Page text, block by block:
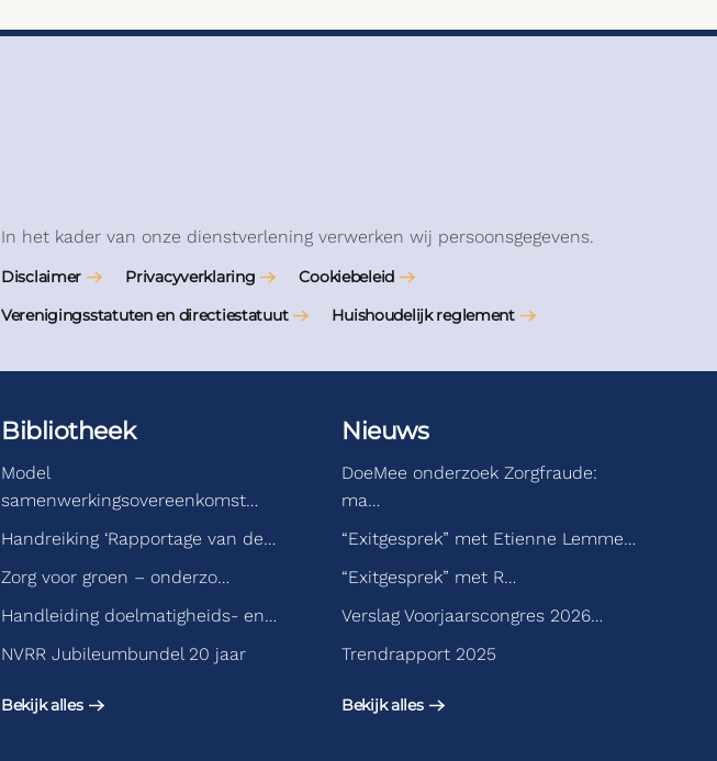
In het kader van onze dienstverlening verwerken wij persoonsgegevens.
Disclaimer Privacyverklaring
Cookiebeleid
Verenigingsstatuten en directiestatuut
Huishoudelijk reglement
Bibliotheek
Model
samenwerkingsovereenkomst…
Handreiking ‘Rapportage van de…
Zorg voor groen – onderzo…
Handleiding doelmatigheids- en…
NVRR Jubileumbundel 20 jaar
Bekijk alles
Nieuws
DoeMee onderzoek Zorgfraude:
ma…
“Exitgesprek” met Etienne Lemme…
“Exitgesprek” met R…
Verslag Voorjaarscongres 2026…
Trendrapport 2025
Bekijk alles